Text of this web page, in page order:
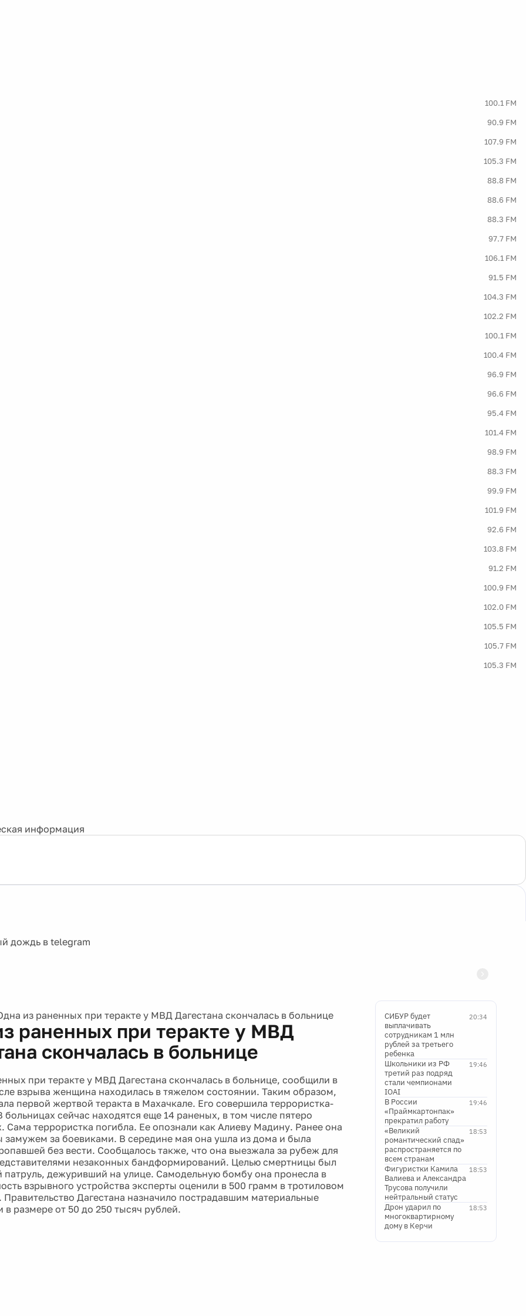
100.1 FM
90.9 FM
107.9 FM
105.3 FM
88.8 FM
88.6 FM
88.3 FM
97.7 FM
106.1 FM
91.5 FM
104.3 FM
102.2 FM
100.1 FM
100.4 FM
96.9 FM
96.6 FM
95.4 FM
101.4 FM
98.9 FM
88.3 FM
99.9 FM
101.9 FM
92.6 FM
103.8 FM
91.2 FM
100.9 FM
102.0 FM
105.5 FM
105.7 FM
105.3 FM
информация
из раненных при теракте у МВД Дагестана скончалась в больнице
раненных при теракте у МВД
скончалась в больнице
при теракте у МВД Дагестана скончалась в больнице, сообщили в
взрыва женщина находилась в тяжелом состоянии. Таким образом,
первой жертвой теракта в Махачкале. Его совершила террористка-
больницах сейчас находятся еще 14 раненых, в том числе пятеро
Сама террористка погибла. Ее опознали как Алиеву Мадину. Ранее она
за боевиками. В середине мая она ушла из дома и была
без вести. Сообщалось также, что она выезжала за рубеж для
незаконных бандформирований. Целью смертницы был
патруль, дежуривший на улице. Самодельную бомбу она пронесла в
взрывного устройства эксперты оценили в 500 грамм в тротиловом
Правительство Дагестана назначило пострадавшим материальные
в размере от 50 до 250 тысяч рублей.
20:34
СИБУР будет
выплачивать
сотрудникам 1 млн
рублей за третьего
ребенка
19:46
Школьники из РФ
третий раз подряд
стали чемпионами
IOAI
19:46
В России
«Праймкартонпак»
прекратил работу
18:53
«Великий
романтический спад»
распространяется по
всем странам
18:53
Фигуристки Камила
Валиева и Александра
Трусова получили
нейтральный статус
18:53
Дрон ударил по
многоквартирному
дому в Керчи